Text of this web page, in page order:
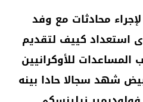
محادثات مع وفد
استعداد كييف لتقديم
المساعدات للأوكرانيين
شهد سجالا حادا بينه